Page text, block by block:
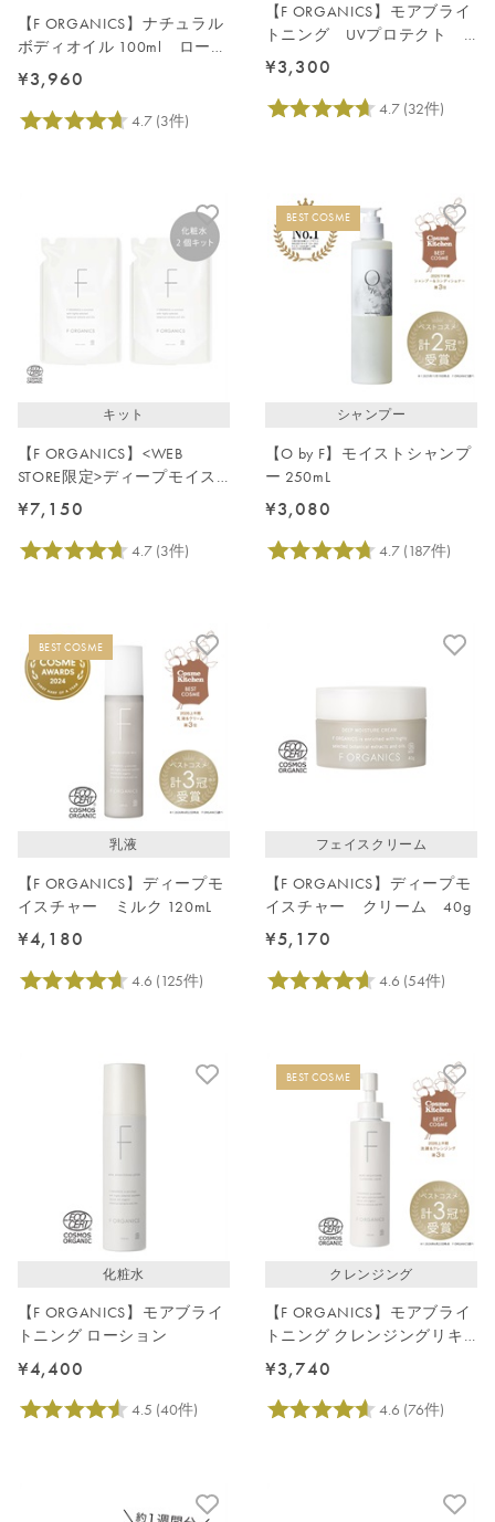
【F ORGANICS】ナチュラル
ボディオイル 100ml ローズ
＆シダーウッド
¥3,960
【F ORGANICS】モアブライ
トニング UVプロテクト
スキンベース
¥3,300
キット
【F ORGANICS】<WEB
STORE限定>ディープモイス
チャーローション詰替2点セ
ット
¥7,150
BEST COSME
シャンプー
【O by F】モイストシャンプ
ー 250mL
¥3,080
BEST COSME
乳液
【F ORGANICS】ディープモ
イスチャー ミルク 120mL
¥4,180
フェイスクリーム
【F ORGANICS】ディープモ
イスチャー クリーム 40g
¥5,170
化粧水
【F ORGANICS】モアブライ
トニング ローション
¥4,400
BEST COSME
クレンジング
【F ORGANICS】モアブライ
トニング クレンジングリキ
ッド
¥3,740